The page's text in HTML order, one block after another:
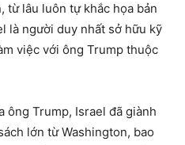
từ lâu luôn tự khắc họa bản
là người duy nhất sở hữu kỹ
việc với ông Trump thuộc
ông Trump, Israel đã giành
lớn từ Washington, bao